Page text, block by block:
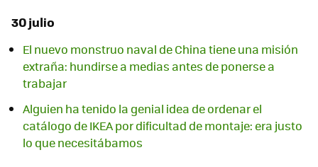
30 julio
El nuevo monstruo naval de China tiene una misión
extraña: hundirse a medias antes de ponerse a
trabajar
Alguien ha tenido la genial idea de ordenar el
catálogo de IKEA por dificultad de montaje: era justo
lo que necesitábamos